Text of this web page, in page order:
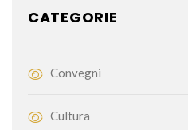
CATEGORIE
Convegni
Cultura